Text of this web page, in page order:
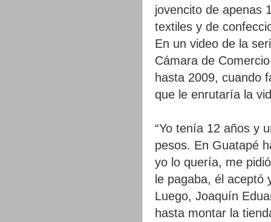
jovencito de apenas
textiles y de
En un video de la
Cámara de
hasta 2009, cuando
que le enrutaría la
“Yo tenía 12 años y
pesos. En Guatapé
yo lo quería, me
le pagaba, él aceptó
Luego, Joaquín
hasta montar la